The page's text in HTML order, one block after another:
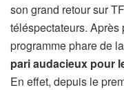
son grand retour sur
téléspectateurs. Après
programme phare de
pari audacieux pour
En effet, depuis le